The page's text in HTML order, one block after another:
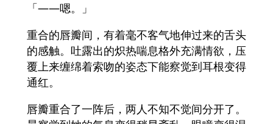
「――嗯。」
重合的唇瓣间，有着毫不客气地伸过来的舌头
的感触。吐露出的炽热喘息格外充满情欲，压
覆上来缠绵着索吻的姿态下能察觉到耳根变得
通红。
唇瓣重合了一阵后，两人不知不觉间分开了。